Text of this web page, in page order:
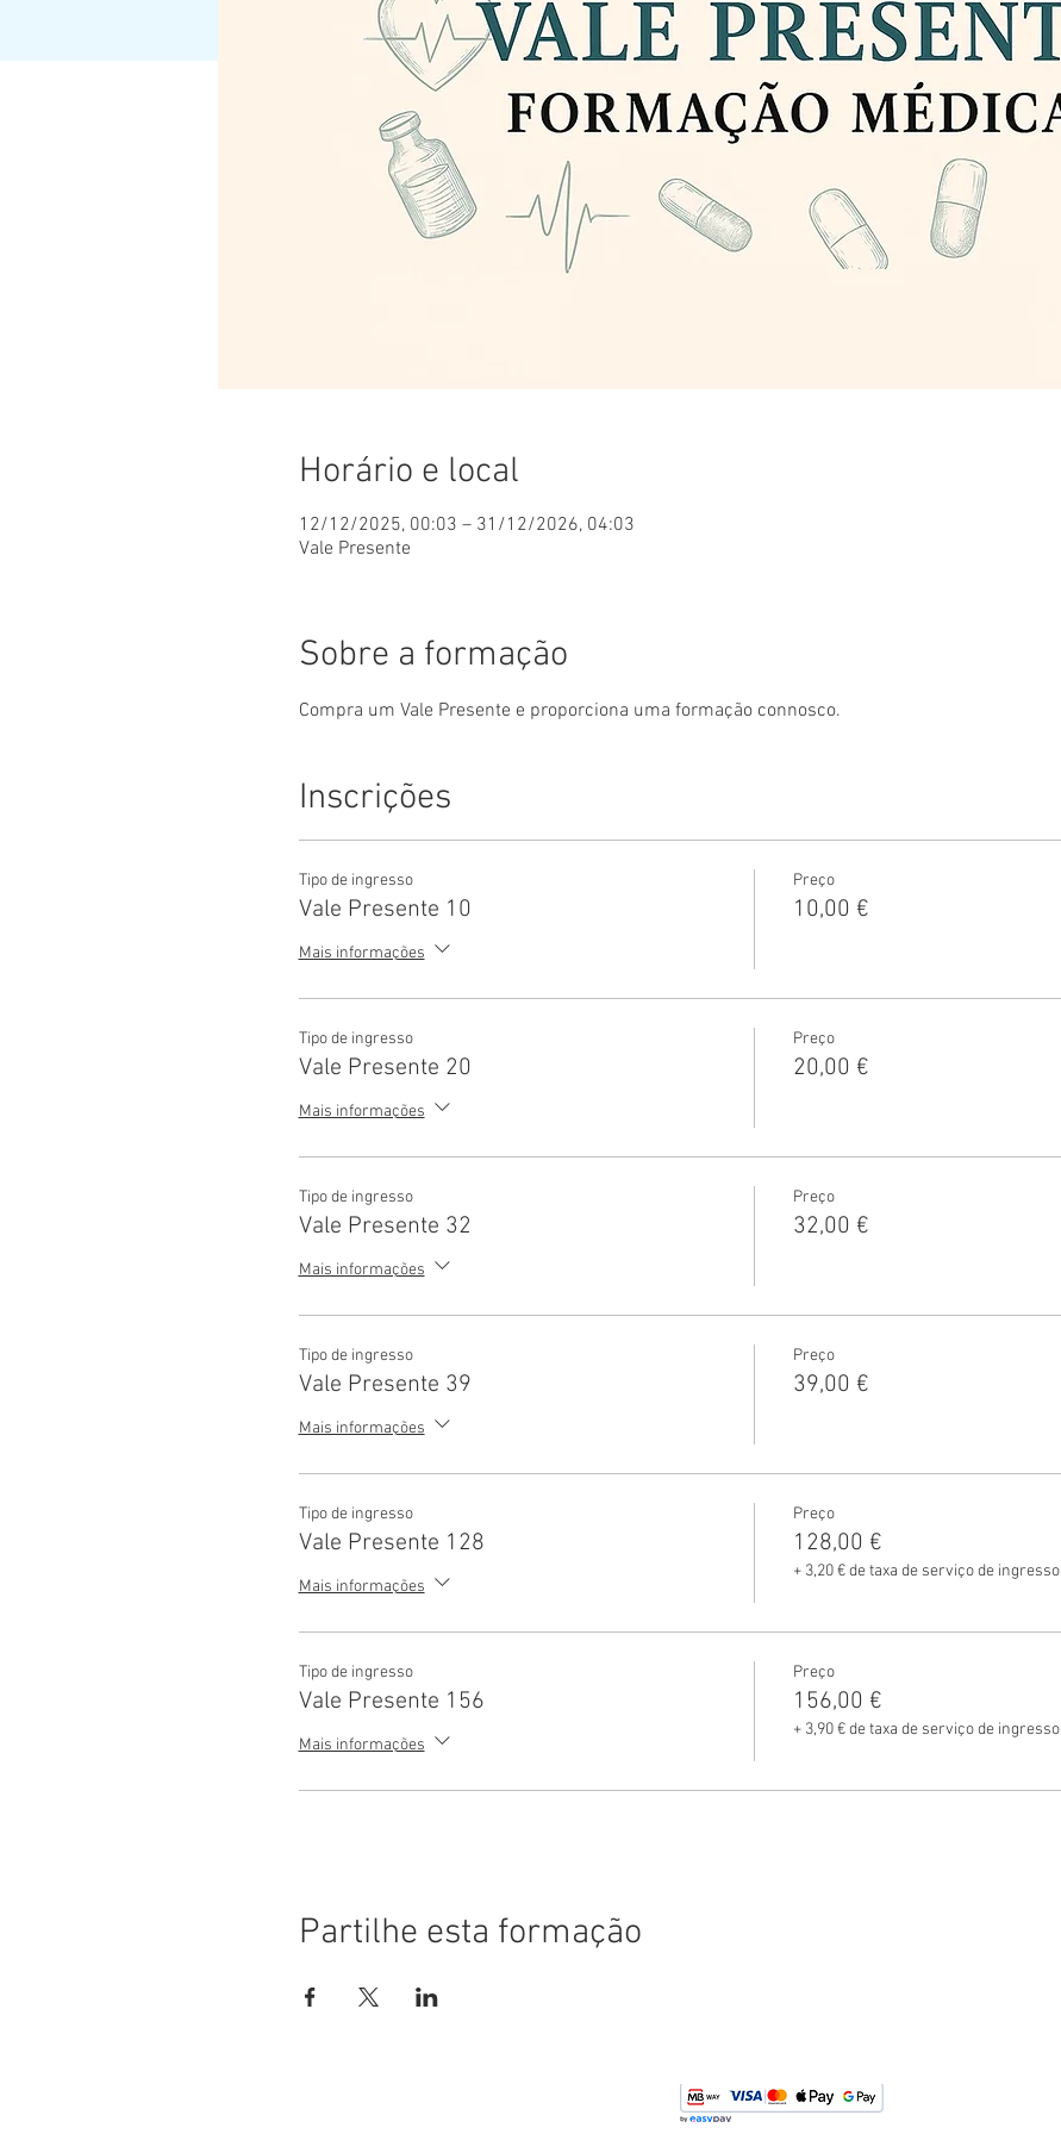
Horário e local
12/12/2025, 00:03 – 31/12/2026, 04:03
Vale Presente
Sobre a formação
Compra um Vale Presente e proporciona uma formação connosco.
Inscrições
Tipo de ingresso
Vale Presente 10
Mais informações
Preço
10,00 €
Tipo de ingresso
Vale Presente 20
Mais informações
Preço
20,00 €
Tipo de ingresso
Vale Presente 32
Mais informações
Preço
32,00 €
Tipo de ingresso
Vale Presente 39
Mais informações
Preço
39,00 €
Tipo de ingresso
Vale Presente 128
Mais informações
Preço
128,00 €
+ 3,20 € de taxa de serviço de ingresso
Tipo de ingresso
Vale Presente 156
Mais informações
Preço
156,00 €
+ 3,90 € de taxa de serviço de ingresso
Partilhe esta formação